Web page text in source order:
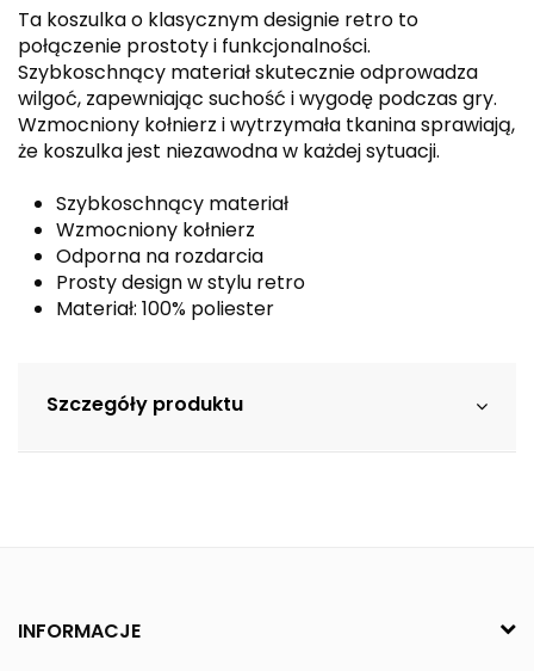
Ta koszulka o klasycznym designie retro to
połączenie prostoty i funkcjonalności.
Szybkoschnący materiał skutecznie odprowadza
wilgoć, zapewniając suchość i wygodę podczas gry.
Wzmocniony kołnierz i wytrzymała tkanina sprawiają,
że koszulka jest niezawodna w każdej sytuacji.
Szybkoschnący materiał
Wzmocniony kołnierz
Odporna na rozdarcia
Prosty design w stylu retro
Materiał: 100% poliester
Szczegóły produktu
INFORMACJE